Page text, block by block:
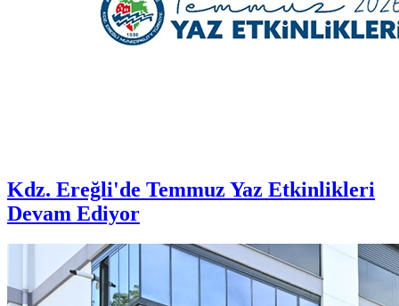
Kdz. Ereğli'de Temmuz Yaz Etkinlikleri
Devam Ediyor